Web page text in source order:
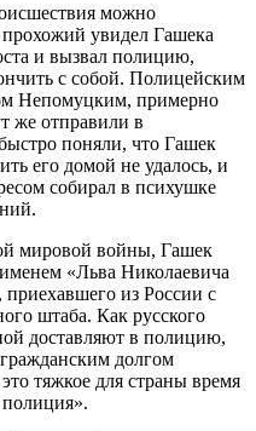
можно
увидел Гашека
и вызвал полицию,
с собой. Полицейским
Непомуцким, примерно
же отправили в
поняли, что Гашек
его домой не удалось, и
собирал в психушке
мировой войны, Гашек
«Льва Николаевича
приехавшего из России с
штаба. Как русского
доставляют в полицию,
долгом
тяжкое для страны время